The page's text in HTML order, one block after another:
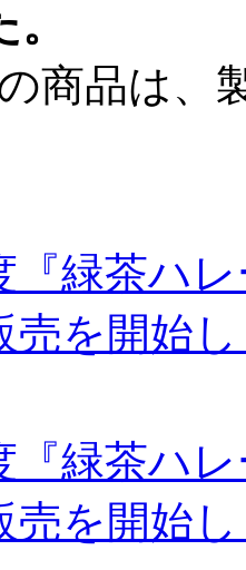
商品は、
『緑茶ハ
売を開始
『緑茶ハ
売を開始